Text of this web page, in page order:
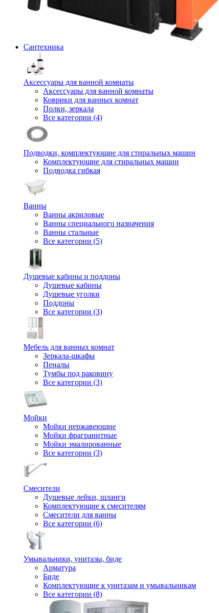
Сантехника
Аксессуары для ванной комнаты
Аксессуары для ванной комнаты
Коврики для ванных комнат
Полки, зеркала
Все категории (4)
Подводки, комплектующие для стиральных машин
Комплектующие для стиральных машин
Подводка гибкая
Ванны
Ванны акриловые
Ванны специального назначения
Ванны стальные
Все категории (5)
Душевые кабины и поддоны
Душевые кабины
Душевые уголки
Поддоны
Все категории (3)
Мебель для ванных комнат
Зеркала-шкафы
Пеналы
Тумбы под раковину
Все категории (3)
Мойки
Мойки нержавеющие
Мойки фрагранитные
Мойки эмалированные
Все категории (3)
Смесители
Душевые лейки, шланги
Комплектующие к смесителям
Смесители для ванны
Все категории (6)
Умывальники, унитазы, биде
Арматура
Биде
Комплектующие к унитазам и умывальникам
Все категории (8)